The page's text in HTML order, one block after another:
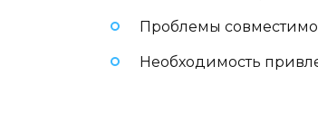
Проблемы
Необходимость